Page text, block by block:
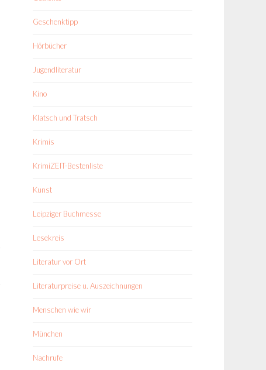
Geschenktipp
Hörbücher
Jugendliteratur
Kino
Klatsch und Tratsch
Krimis
KrimiZEIT-Bestenliste
Kunst
Leipziger Buchmesse
Lesekreis
Literatur vor Ort
Literaturpreise u. Auszeichnungen
Menschen wie wir
München
Nachrufe